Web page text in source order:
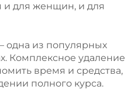
для женщин, и для
одна из популярных
Комплексное удаление
время и средства,
полного курса.